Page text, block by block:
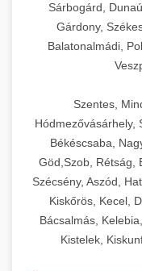
Sárbogárd,
Gárdony,
Balatonalmádi,
Szentes,
Hódmezővásárhely,
Békéscsaba,
Göd,Szob, Rétság,
Szécsény, Aszód,
Kiskőrös, Kecel,
Bácsalmás,
Kistelek,